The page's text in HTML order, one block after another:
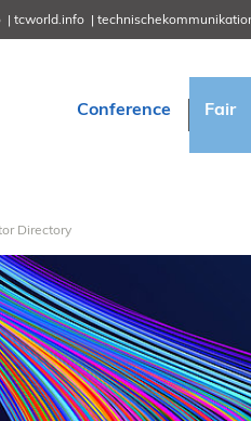
tcworld.info
Conference Fair
Directory